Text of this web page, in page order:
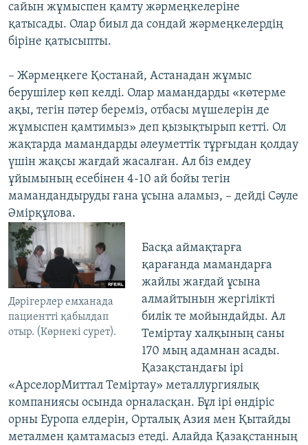
сайын жұмыспен қамту жәрмеңкелеріне
қатысады. Олар биыл да сондай жәрмеңкелердің
біріне қатысыпты.
– Жәрмеңкеге Қостанай, Астанадан жұмыс
берушілер көп келді. Олар мамандарды «көтерме
ақы, тегін пәтер береміз, отбасы мүшелерін де
жұмыспен қамтимыз» деп қызықтырып кетті. Ол
жақтарда мамандарды әлеуметтік тұрғыдан қолдау
үшін жақсы жағдай жасалған. Ал біз емдеу
ұйымының есебінен 4-10 ай бойы тегін
мамандандыруды ғана ұсына аламыз, – дейді Сәуле
Әмірқұлова.
Дәрігерлер емханада
пациентті қабылдап
отыр. (Көрнекі сурет).
Басқа аймақтарға
қарағанда мамандарға
жайлы жағдай ұсына
алмайтынын жергілікті
билік те мойындайды. Ал
Теміртау халқының саны
170 мың адамнан асады.
Қазақстандағы ірі
«АрселорМиттал Теміртау» металлургиялық
компаниясы осында орналасқан. Бұл ірі өндіріс
орны Еуропа елдерін, Орталық Азия мен Қытайды
металмен қамтамасыз етеді. Алайда Қазақстанның